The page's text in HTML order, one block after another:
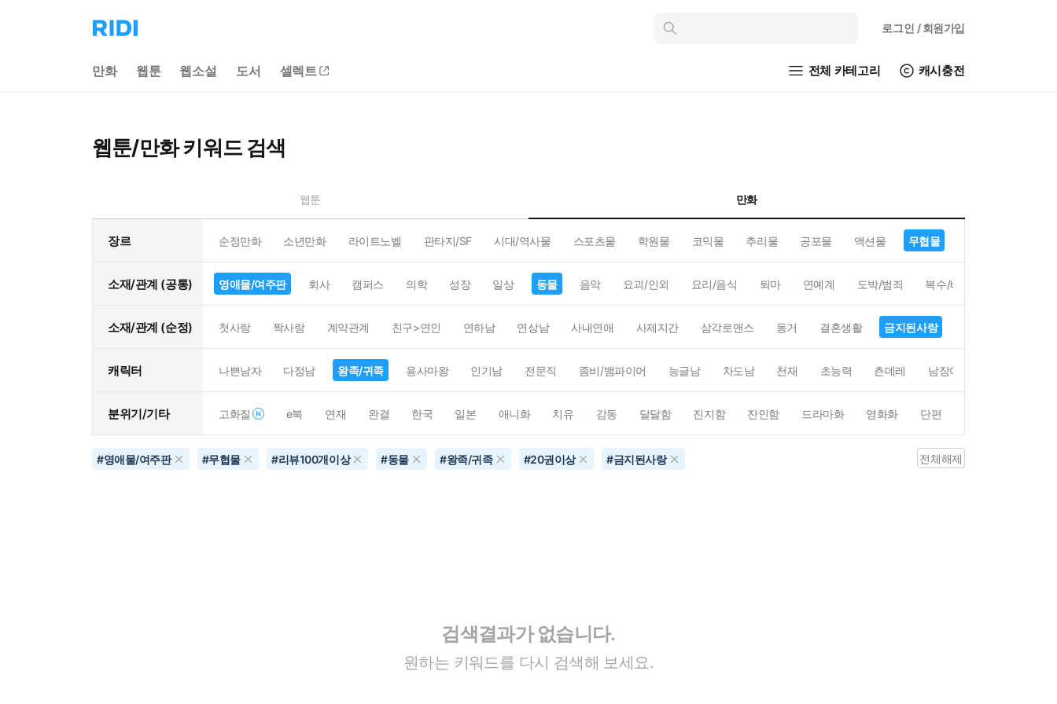
리
디
으
인
로그인 / 회원가입
만화 웹툰 웹소설 도서 셀렉트 전체 카테고리 캐시충전
웹툰/만화 키워드 검색
웹툰 만화
장르 순정만화 소년만화 라이트노벨 판타지/SF 시대/역사물 스포츠물 학원물 코믹물 추리물 공포물 액션물 무협물
소재/관계 (공통) 영애물/여주판 회사 캠퍼스 의학 성장 일상 동물 음악 요괴/인외 요리/음식 퇴마 연예계 도박/범죄 복수/배신
소재/관계 (순정) 첫사랑 짝사랑 계약관계 친구>연인 연하남 연상남 사내연애 사제지간 삼각로맨스 동거 결혼생활 금지된사랑
캐릭터 나쁜남자 다정남 왕족/귀족 용사마왕 인기남 전문직 좀비/뱀파이어 능글남 차도남 천재 초능력 츤데레 남장여자
분위기/기타 고화질 e북 연재 완결 한국 일본 애니화 치유 감동 달달함 진지함 잔인함 드라마화 영화화 단편
#영애물/여주판 #무협물 #리뷰100개이상 #동물 #왕족/귀족 #20권이상 #금지된사랑 전체해제
검색결과가 없습니다.
원하는 키워드를 다시 검색해 보세요.